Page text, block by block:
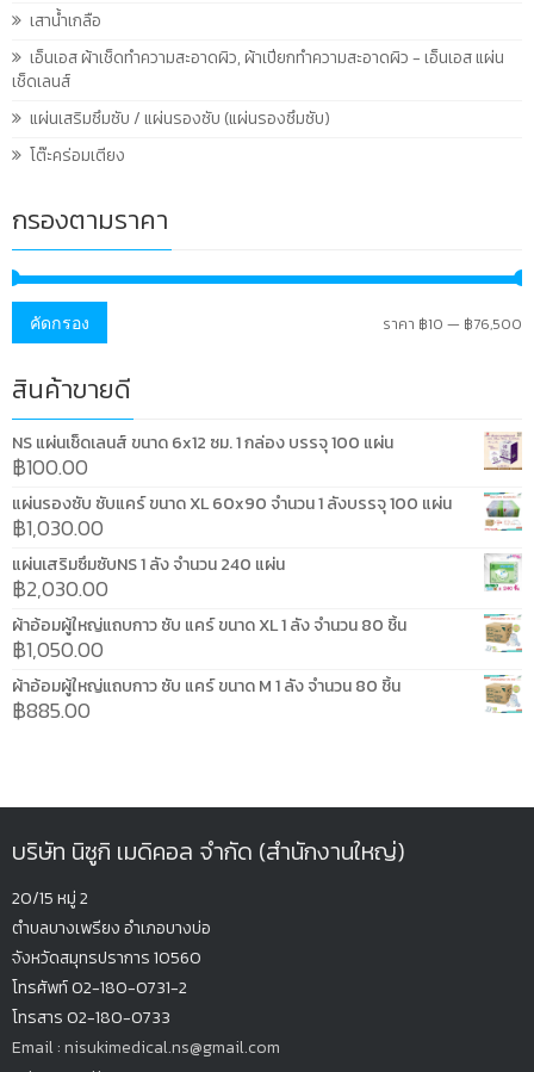
เสาน้ำเกลือ
เอ็นเอส ผ้าเช็ดทำความสะอาดผิว, ผ้าเปียกทำความสะอาดผิว - เอ็นเอส แผ่น
เช็ดเลนส์
แผ่นเสริมซึมซับ / แผ่นรองซับ (แผ่นรองซึมซับ)
โต๊ะคร่อมเตียง
กรองตามราคา
คัดกรอง ราคา ฿10 — ฿76,500
สินค้าขายดี
NS แผ่นเช็ดเลนส์ ขนาด 6x12 ซม. 1 กล่อง บรรจุ 100 แผ่น
฿100.00
แผ่นรองซับ ซับแคร์ ขนาด XL 60x90 จำนวน 1 ลังบรรจุ 100 แผ่น
฿1,030.00
แผ่นเสริมซึมซับNS 1 ลัง จำนวน 240 แผ่น
฿2,030.00
ผ้าอ้อมผู้ใหญ่แถบกาว ซับ แคร์ ขนาด XL 1 ลัง จำนวน 80 ชิ้น
฿1,050.00
ผ้าอ้อมผู้ใหญ่แถบกาว ซับ แคร์ ขนาด M 1 ลัง จำนวน 80 ชิ้น
฿885.00
บริษัท นิซูกิ เมดิคอล จำกัด (สำนักงานใหญ่)
20/15 หมู่ 2
ตำบลบางเพรียงอำเภอบางบ่อ
จังหวัดสมุทรปราการ 10560
โทรศัพท์ 02-180-0731-2
โทรสาร 02-180-0733
Email : nisukimedical.ns@gmail.com